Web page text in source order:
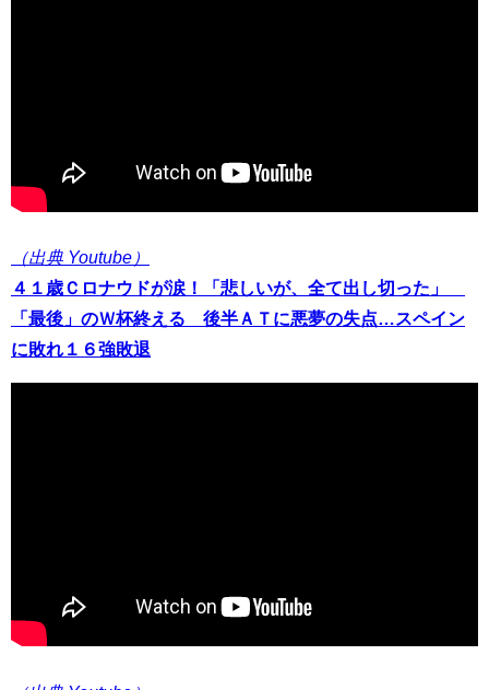
（出典 Youtube）
４１歳Ｃロナウドが涙！「悲しいが、全て出し切った」
「最後」のＷ杯終える 後半ＡＴに悪夢の失点…スペイン
に敗れ１６強敗退